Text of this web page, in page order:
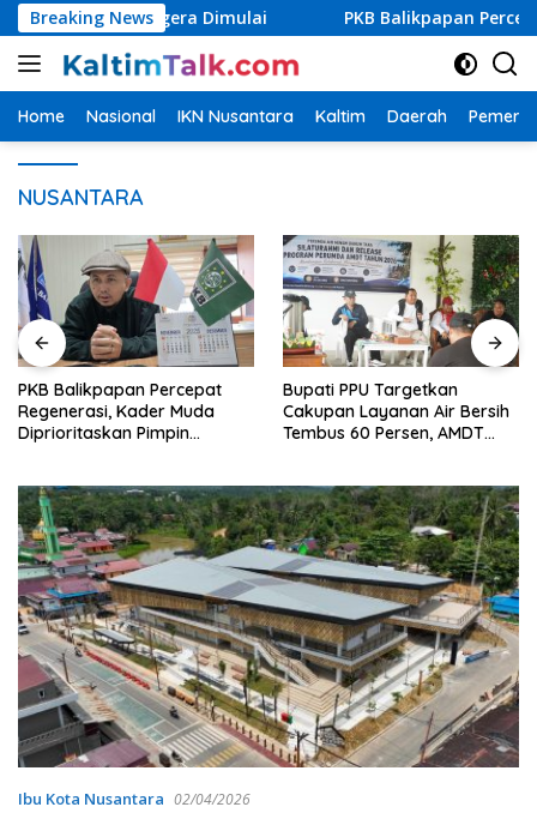
Langsung
ke
konten
Breaking News
PPU Segera Dimulai PKB Balikpapan Percepat
Home Nasional IKN Nusantara Kaltim Daerah
NUSANTARA
PKB Balikpapan Percepat
Regenerasi, Kader Muda
Diprioritaskan Pimpin
Bupati PPU Targetkan
Cakupan Layanan Air Bersih
Tembus 60 Persen, AMDT
Ibu Kota Nusantara 02/04/2026